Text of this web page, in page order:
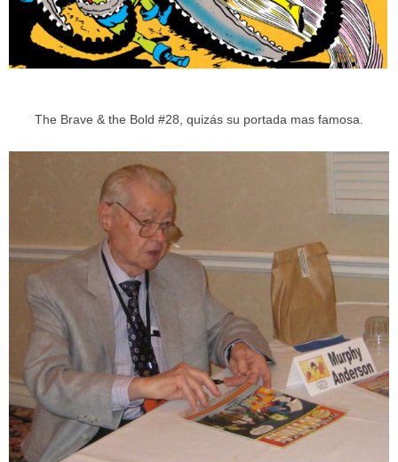
The Brave & the Bold #28, quizás su portada mas famosa.